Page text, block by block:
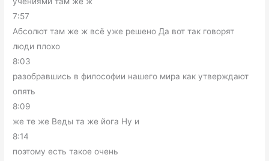
7:57
Абсолют там же ж всё уже решено Да вот так говорят
люди плохо
8:03
разобравшись в философии нашего мира как утверждают
опять
8:09
же те же Веды та же йога Ну и
8:14
поэтому есть такое очень